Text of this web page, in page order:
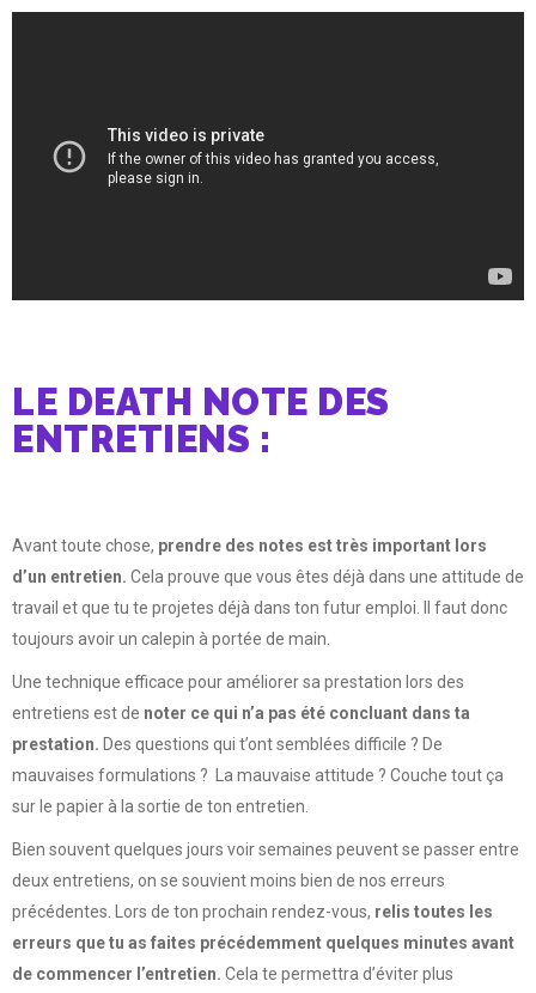
LE DEATH NOTE DES
ENTRETIENS :
Avant toute chose, prendre des notes est très important lors
d’un entretien. Cela prouve que vous êtes déjà dans une attitude de
travail et que tu te projetes déjà dans ton futur emploi. Il faut donc
toujours avoir un calepin à portée de main.
Une technique efficace pour améliorer sa prestation lors des
entretiens est de noter ce qui n’a pas été concluant dans ta
prestation. Des questions qui t’ont semblées difficile ? De
mauvaises formulations ? La mauvaise attitude ? Couche tout ça
sur le papier à la sortie de ton entretien.
Bien souvent quelques jours voir semaines peuvent se passer entre
deux entretiens, on se souvient moins bien de nos erreurs
précédentes. Lors de ton prochain rendez-vous, relis toutes les
erreurs que tu as faites précédemment quelques minutes avant
de commencer l’entretien. Cela te permettra d’éviter plus